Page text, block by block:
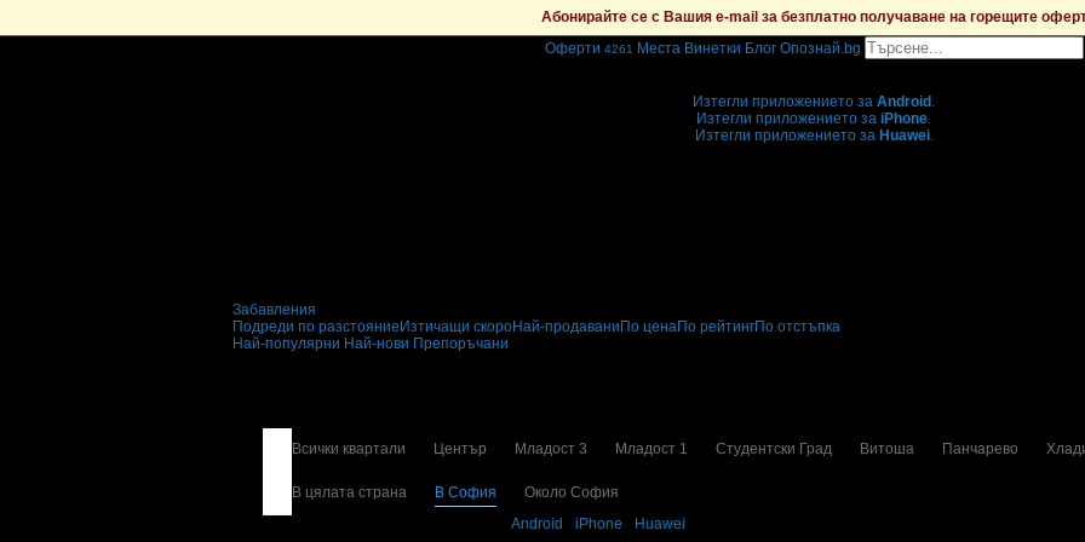
Абонирайте се с Вашия e-mail за безплатно получаване на горещите
Оферти 4261 Места Винетки Блог Опознай.bg
Изтегли приложението за Android .
Изтегли приложението за iPhone.
Изтегли приложението за Huawei.
Забавления
Подреди по разстояние Изтичащи скороНай-продавани По ценаПо рейтингПо отстъпка
Най-популярни Най-нови Препоръчани
Всички квартали Център Младост 3 Младост 1 Студентски Град Витоша Панчарево
В цялата страна В София
Около София
Android iPhone Huawei